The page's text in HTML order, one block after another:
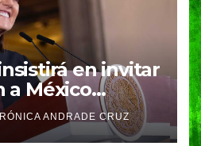
en invitar
a México
gira por
ANDRADE CRUZ